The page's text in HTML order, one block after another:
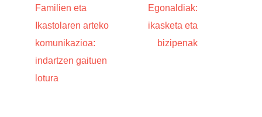
Familien eta
Ikastolaren arteko
komunikazioa:
indartzen gaituen
lotura
Egonaldiak:
ikasketa eta
bizipenak